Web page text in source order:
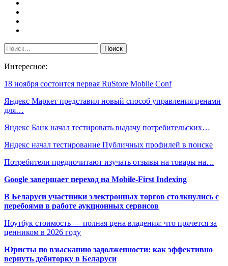
Интересное:
18 ноября состоится первая RuStore Mobile Conf
Яндекс Маркет представил новый способ управления ценами
для…
Яндекс Банк начал тестировать выдачу потребительских…
Яндекс начал тестирование Публичных профилей в поиске
Потребители предпочитают изучать отзывы на товары на…
Google завершает переход на Mobile-First Indexing
В Беларуси участники электронных торгов столкнулись с
перебоями в работе аукционных сервисов
Ноутбук стоимость — полная цена владения: что прячется за
ценником в 2026 году
Юристы по взысканию задолженности: как эффективно
вернуть дебиторку в Беларуси